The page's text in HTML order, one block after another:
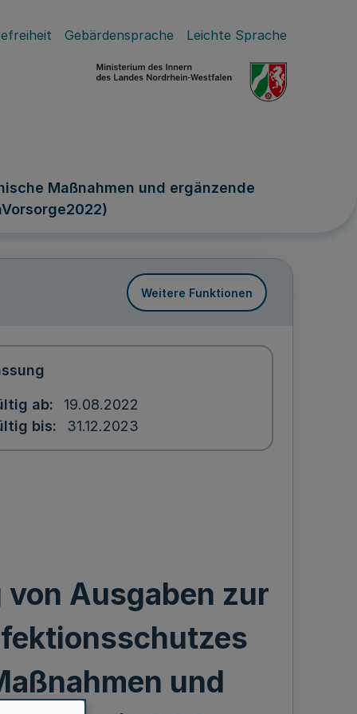
Gebärdensprache Leichte Sprache
Maßnahmen und ergänzende
Weitere Funktionen
ab
19.08.2022
bis
31.12.2023
Ausgaben zur
und